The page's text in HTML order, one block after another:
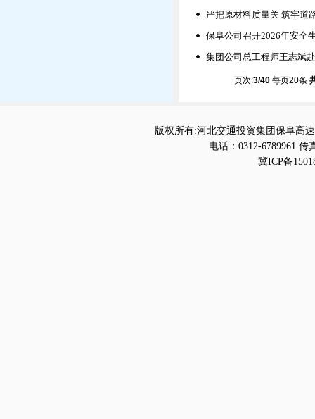
严把原材料质量关 筑牢道
保阜公司召开2026年安全
集团公司总工程师王志斌
页次:3/40 每页20条
版权所有:河北交通投资集团保阜高
电话：0312-6789961 传
冀ICP备